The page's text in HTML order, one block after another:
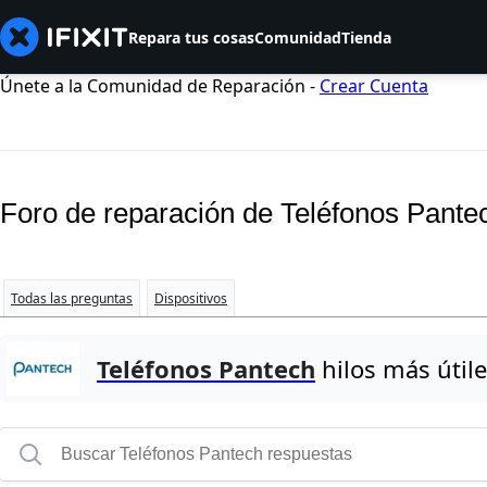
Repara tus cosasComunidadTienda
Únete a la Comunidad de Reparación - Crear Cuenta
Foro de reparación de Teléfonos
Todas las preguntas Dispositivos
Teléfonos Pantech hilos más